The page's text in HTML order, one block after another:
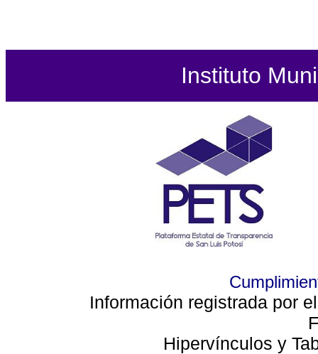
Instituto
Información registrada por
Hipervínculos y